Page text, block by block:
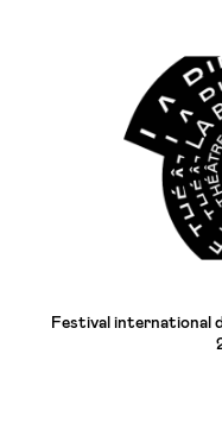
Festival international